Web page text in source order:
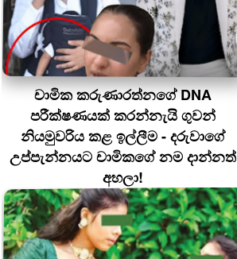
චාමික කරුණාරත්නගේ DNA
පරීක්ෂණයක් කරන්නැයි ගුවන්
නියමුවරිය කළ ඉල්ලීම - දරුවාගේ
උප්පැන්නයට චාමිකගේ නම දාන්නත්
අහලා!